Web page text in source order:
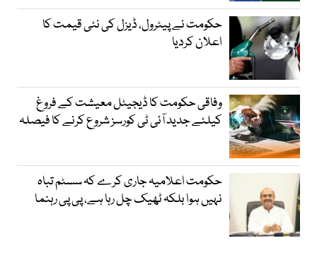
حکومت نے پیٹرول، ڈیزل کی نئی قیمت کا
اعلان کردیا
وفاقی حکومت کا ڈیجیٹل معیشت کے فروغ
کیلئے جدید آئی ٹی کورسز شروع کرنے کا فیصلہ
حکومت اعلامیہ جاری کرے کہ سسٹم تباہ
نہیں ہوا بلکہ ٹھیک چل رہا ہے، پی پی رہنما